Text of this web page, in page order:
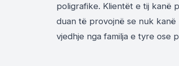
poligrafike. Klientët e tij kanë
duan të provojnë se nuk
vjedhje nga familja e tyre ose